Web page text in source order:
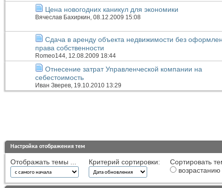
Цена новогодних каникул для экономики
Вячеслав Бахиркин, 08.12.2009 15:08
Сдача в аренду объекта недвижимости без
права собственности
Romeo144 , 12.08.2009 18:44
Отнесение затрат Управленческой компании на
себестоимость
Иван Зверев, 19.10.2010 13:29
Настройка отображения тем
Отображать темы ... Критерий сортировки:
Сортировать
возрастанию